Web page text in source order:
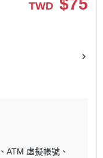
TWD $75
ATM 虛擬帳號